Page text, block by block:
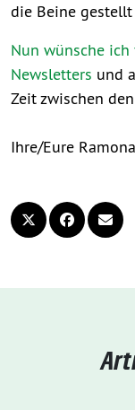
die Beine gestellt
Nun wünsche
Newsletters und
Zeit zwischen
Ihre/Eure